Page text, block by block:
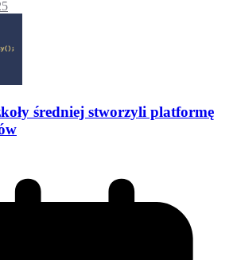
średniej stworzyli platformę